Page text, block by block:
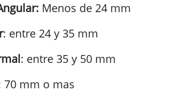
Menos de 24 mm
: entre 24 y 35 mm
: entre 35 y 50 mm
70 mm o mas